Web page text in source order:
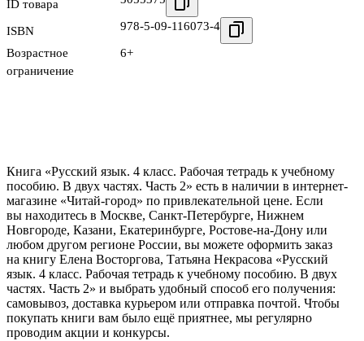
ID товара
ISBN 978-5-09-116073-4
Возрастное
ограничение
6+
Книга «Русский язык. 4 класс. Рабочая тетрадь к учебному
пособию. В двух частях. Часть 2» есть в наличии в интернет-
магазине «Читай-город» по привлекательной цене. Если
вы находитесь в Москве, Санкт-Петербурге, Нижнем
Новгороде, Казани, Екатеринбурге, Ростове-на-Дону или
любом другом регионе России, вы можете оформить заказ
на книгу Елена Восторгова, Татьяна Некрасова «Русский
язык. 4 класс. Рабочая тетрадь к учебному пособию. В двух
частях. Часть 2» и выбрать удобный способ его получения:
самовывоз, доставка курьером или отправка почтой. Чтобы
покупать книги вам было ещё приятнее, мы регулярно
проводим акции и конкурсы.